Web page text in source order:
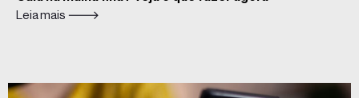
Leia mais 🡒